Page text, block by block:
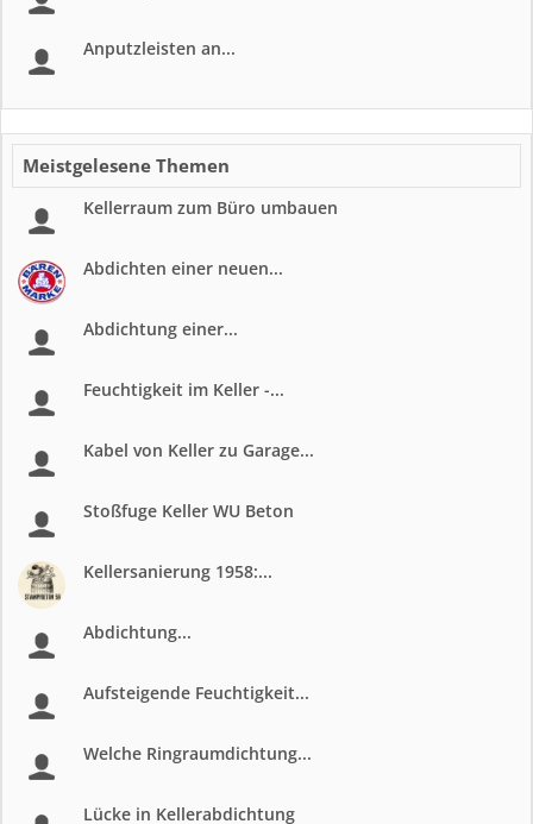
Anputzleisten an...
Meistgelesene Themen
Kellerraum zum Büro umbauen
Abdichten einer neuen...
Abdichtung einer...
Feuchtigkeit im Keller -...
Kabel von Keller zu Garage...
Stoßfuge Keller WU Beton
Kellersanierung 1958:...
Abdichtung...
Aufsteigende Feuchtigkeit...
Welche Ringraumdichtung...
Lücke in Kellerabdichtung